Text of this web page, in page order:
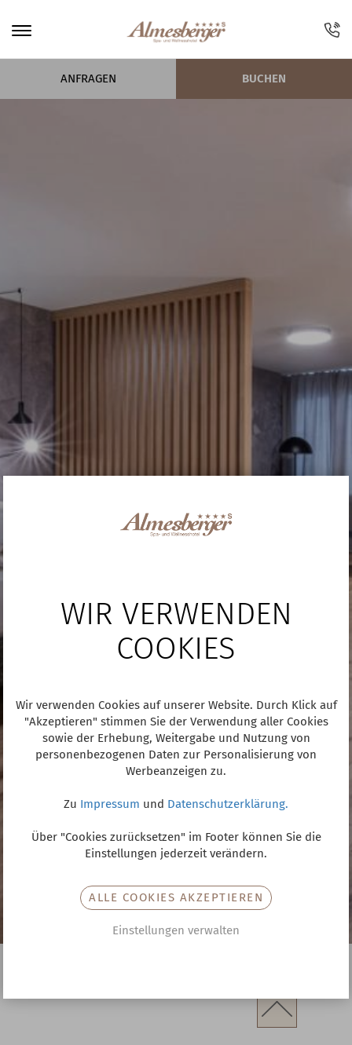
ANFRAGEN BUCHEN
WIR VERWENDEN
COOKIES
Wir verwenden Cookies auf unserer Website. Durch Klick auf
"Akzeptieren" stimmen Sie der Verwendung aller Cookies
sowie der Erhebung, Weitergabe und Nutzung von
personenbezogenen Daten zur Personalisierung von
Werbeanzeigen zu.
Zu Impressum und Datenschutzerklärung.
Über "Cookies zurücksetzen" im Footer können Sie die
Einstellungen jederzeit verändern.
ALLE COOKIES AKZEPTIEREN
Einstellungen verwalten